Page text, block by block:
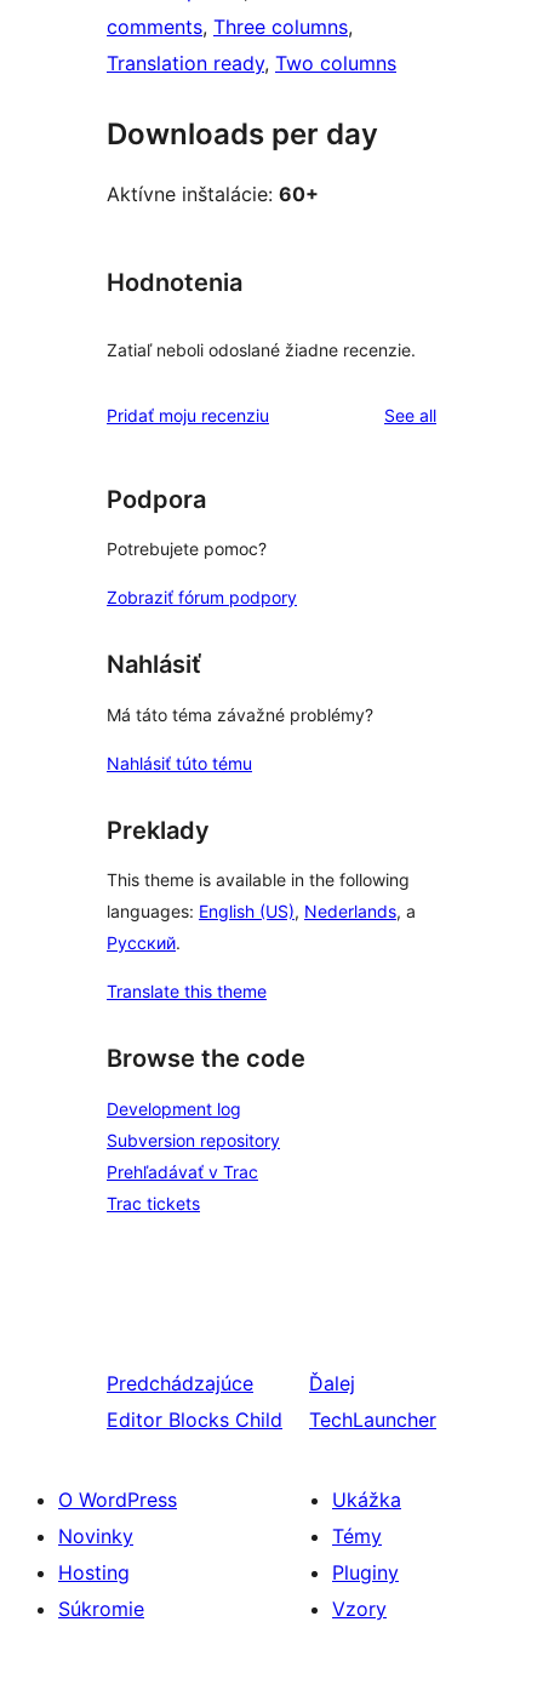
comments, Three columns
Translation ready, Two columns
Downloads per day
Aktívne inštalácie: 60+
Hodnotenia
Zatiaľ neboli odoslané žiadne recenzie.
Pridať moju recenziu See allreviews
Podpora
Potrebujete pomoc?
Zobraziť fórum podpory
Nahlásiť
Má táto téma závažné problémy?
Nahlásiť túto tému
Preklady
This theme is available in the following
languages: English (US), Nederlands, a
Русский.
Translate this theme
Browse the code
Development log
Subversion repository
Prehľadávať v Trac
Trac tickets
Predchádzajúce
Editor Blocks Child
Ďalej
TechLauncher
O WordPress
Novinky
Hosting
Súkromie
Ukážka
Témy
Pluginy
Vzory